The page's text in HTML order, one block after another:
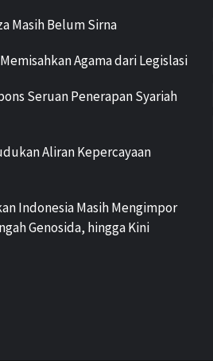
Masih Belum Sirna
Agama dari Legislasi
Seruan Penerapan Syariah
Aliran Kepercayaan
Indonesia Masih Mengimpor
Genosida, hingga Kini